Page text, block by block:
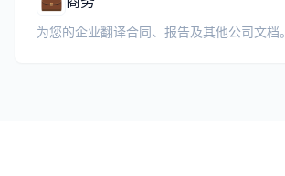
为您的企业翻译合同、报告及其他公司文档。